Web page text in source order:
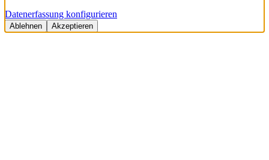
Datenerfassung konfigurieren
Ablehnen Akzeptieren